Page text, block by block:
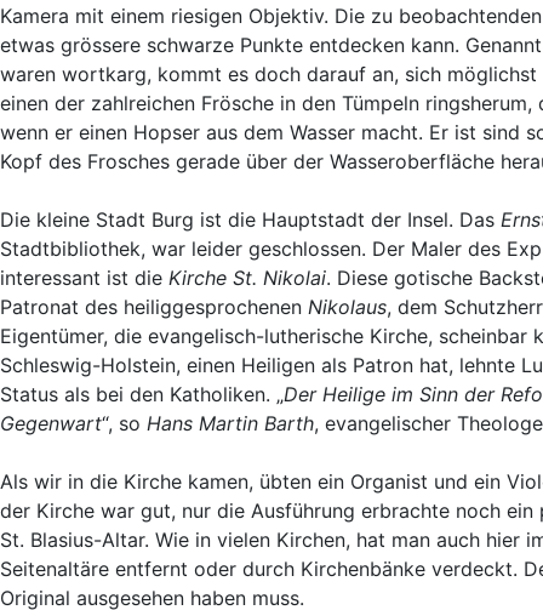
Kamera mit einem riesigen Objektiv. Die zu
etwas grössere schwarze Punkte entdecken kann.
waren wortkarg, kommt es doch darauf an, sich
einen der zahlreichen Frösche in den Tümpeln
wenn er einen Hopser aus dem Wasser macht. Er ist sind
Kopf des Frosches gerade über der Wasseroberfläche
Die kleine Stadt Burg ist die Hauptstadt der Insel. Das
Stadtbibliothek, war leider geschlossen. Der Maler des
interessant ist die Kirche St. Nikolai. Diese gotische
Patronat des heiliggesprochenen Nikolaus, dem
Eigentümer, die evangelisch-lutherische Kirche,
Schleswig-Holstein, einen Heiligen als Patron hat, lehnte
Status als bei den Katholiken. „Der Heilige im Sinn der
Gegenwart“, so Hans Martin Barth, evangelischer
Als wir in die Kirche kamen, übten ein Organist und ein
der Kirche war gut, nur die Ausführung erbrachte noch
St. Blasius-Altar. Wie in vielen Kirchen, hat man auch hier
Seitenaltäre entfernt oder durch Kirchenbänke verdeckt.
Original ausgesehen haben muss.